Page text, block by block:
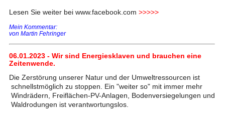
Lesen Sie weiter bei www.facebook.com >>>>>
Mein Kommentar:
von Martin Fehringer
06.01.2023 - Wir sind Energiesklaven und brauchen eine
Zeitenwende.
Die Zerstörung unserer Natur und der Umweltressourcen ist
schnellstmöglich zu stoppen. Ein "weiter so" mit immer mehr
Windrädern, Freiflächen-PV-Anlagen, Bodenversiegelungen und
Waldrodungen ist verantwortungslos.